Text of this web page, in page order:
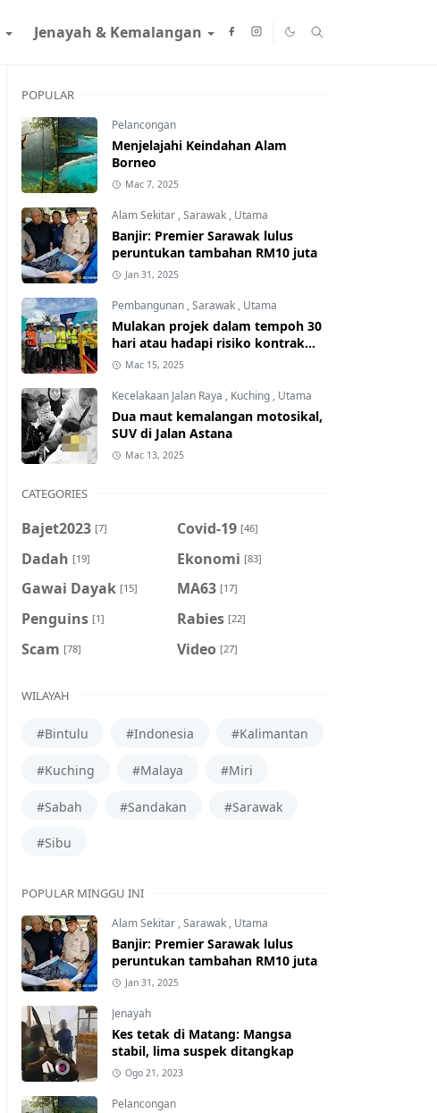
Jenayah & Kemalangan
POPULAR
Pelancongan
Menjelajahi Keindahan Alam
Borneo
Mac 7, 2025
Alam Sekitar ,Sarawak , Utama
Banjir: Premier Sarawak lulus
peruntukan tambahan RM10 juta
Jan 31, 2025
Pembangunan ,Sarawak , Utama
Mulakan projek dalam tempoh 30
hari atau hadapi risiko kontrak
ditamatkan
Mac 15, 2025
Kecelakaan Jalan Raya , Kuching , Utama
Dua maut kemalangan motosikal,
SUV di Jalan Astana
Mac 13, 2025
CATEGORIES
Bajet2023 [7] Covid-19 [46]
Dadah [19] Ekonomi [83]
Gawai Dayak [15] MA63 [17]
Penguins [1] Rabies [22]
Scam [78] Video [27]
WILAYAH
#Bintulu #Indonesia #Kalimantan
#Kuching #Malaya #Miri
#Sabah #Sandakan #Sarawak
#Sibu
POPULAR MINGGU INI
Alam Sekitar ,Sarawak , Utama
Banjir: Premier Sarawak lulus
peruntukan tambahan RM10 juta
Jan 31, 2025
Jenayah
Kes tetak di Matang: Mangsa
stabil, lima suspek ditangkap
Ogo 21, 2023
Pelancongan